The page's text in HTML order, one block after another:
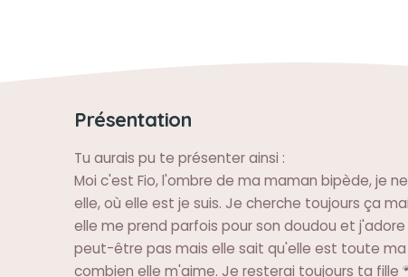
Présentation
Tu aurais pu te présenter ainsi :
Moi c'est Fio, l'ombre de ma maman bipède, je
elle, où elle est je suis. Je cherche toujours ça
elle me prend parfois pour son doudou et
peut-être pas mais elle sait qu'elle est toute ma
combien elle m'aime. Je resterai toujours ta fille